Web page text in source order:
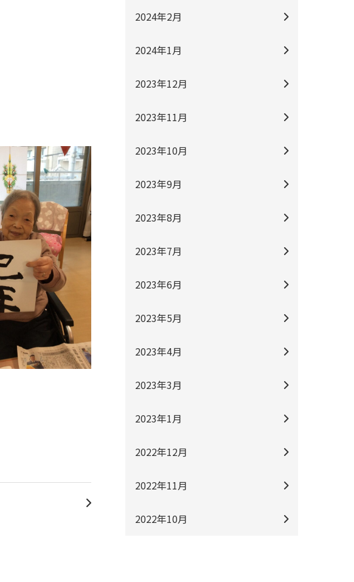
2024年2月
2024年1月
2023年12月
2023年11月
2023年10月
2023年9月
2023年8月
2023年7月
2023年6月
2023年5月
2023年4月
2023年3月
2023年1月
2022年12月
2022年11月
2022年10月